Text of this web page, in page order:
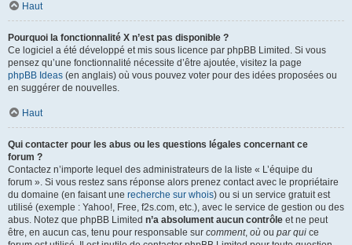
Haut
Pourquoi la fonctionnalité X n’est pas disponible ?
Ce logiciel a été développé et mis sous licence par phpBB Limited. Si vous
pensez qu’une fonctionnalité nécessite d’être ajoutée, visitez la page
phpBB Ideas (en anglais) où vous pouvez voter pour des idées proposées ou
en suggérer de nouvelles.
Haut
Qui contacter pour les abus ou les questions légales concernant ce
forum ?
Contactez n’importe lequel des administrateurs de la liste « L’équipe du
forum ». Si vous restez sans réponse alors prenez contact avec le propriétaire
du domaine (en faisant une recherche sur whois) ou si un service gratuit est
utilisé (exemple : Yahoo!, Free, f2s.com, etc.), avec le service de gestion ou des
abus. Notez que phpBB Limited n’a absolument aucun contrôle et ne peut
être, en aucun cas, tenu pour responsable sur comment, où ou par qui ce